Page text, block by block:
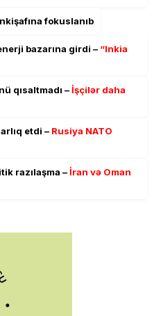
fokuslanıb
bazarına girdi – “Inkia
qısaltmadı –İşçilər daha
etdi – Rusiya NATO
razılaşma –İran və Oman